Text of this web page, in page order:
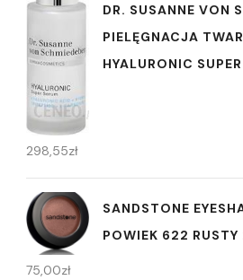
DR. SUSANNE VON
PIELĘGNACJA
HYALURONIC
298,55zł
SANDSTONE
POWIEK 622 RUSTY
75,00zł